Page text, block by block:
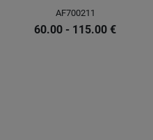
AF700211
60.00 - 115.00 €